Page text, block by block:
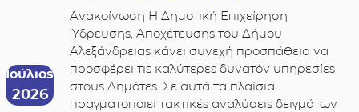
Ιούλιος
2026
Ανακοίνωση Η Δημοτική Επιχείρηση
Ύδρευσης, Αποχέτευσης του Δήμου
Αλεξάνδρειας κάνει συνεχή προσπάθεια να
προσφέρει τις καλύτερες δυνατόν υπηρεσίες
στους Δημότες. Σε αυτά τα πλαίσια,
πραγματοποιεί τακτικές αναλύσεις δειγμάτων